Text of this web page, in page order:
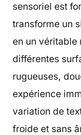
sensoriel est
transforme un
en un véritable
différentes
rugueuses,
expérience
variation de
froide et sans